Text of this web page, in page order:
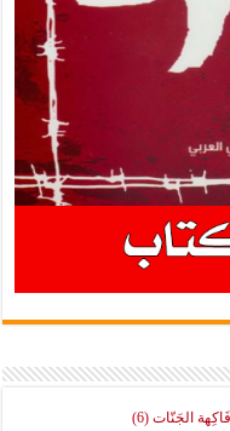
الجَنّات (6)